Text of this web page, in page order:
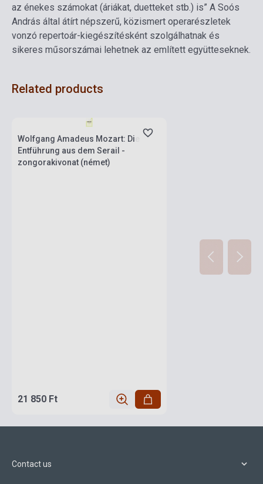
az énekes számokat (áriákat, duetteket stb.) is” A Soós
András által átírt népszerű, közismert operarészletek
vonzó repertoár-kiegészítésként szolgálhatnak és
sikeres műsorszámai lehetnek az említett együtteseknek.
Related products
Wolfgang Amadeus Mozart: Die
Entführung aus dem Serail -
zongorakivonat (német)
21 850 Ft
Contact us